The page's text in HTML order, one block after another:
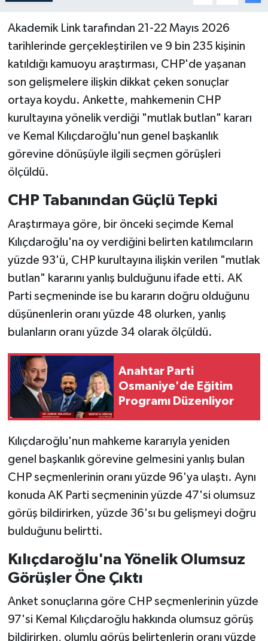
Akademik Link tarafından 21-22 Mayıs 2026
tarihlerinde gerçekleştirilen ve 9 bin 235 kişinin
katıldığı kamuoyu araştırması, CHP'de yaşanan
son gelişmelere ilişkin dikkat çeken sonuçlar
ortaya koydu. Ankette, mahkemenin CHP
kurultayına yönelik verdiği "mutlak butlan" kararı
ve Kemal Kılıçdaroğlu'nun genel başkanlık
görevine dönüşüyle ilgili seçmen görüşleri
ölçüldü.
CHP Tabanından Güçlü Tepki
Araştırmaya göre, bir önceki seçimde Kemal
Kılıçdaroğlu'na oy verdiğini belirten katılımcıların
yüzde 93'ü, CHP kurultayına ilişkin verilen "mutlak
butlan" kararını yanlış bulduğunu ifade etti. AK
Parti seçmeninde ise bu kararın doğru olduğunu
düşünenlerin oranı yüzde 48 olurken, yanlış
bulanların oranı yüzde 34 olarak ölçüldü.
Anahtar Parti
Osmaniye'de Eğitim
Programı Düzenliyor
Kılıçdaroğlu'nun mahkeme kararıyla yeniden
genel başkanlık görevine gelmesini yanlış bulan
CHP seçmenlerinin oranı yüzde 96'ya ulaştı. Aynı
konuda AK Parti seçmeninin yüzde 47'si olumsuz
görüş bildirirken, yüzde 36'sı bu gelişmeyi doğru
bulduğunu belirtti.
Kılıçdaroğlu'na Yönelik Olumsuz
Görüşler Öne Çıktı
Anket sonuçlarına göre CHP seçmenlerinin yüzde
97'si Kemal Kılıçdaroğlu hakkında olumsuz görüş
bildirirken, olumlu görüş belirtenlerin oranı yüzde